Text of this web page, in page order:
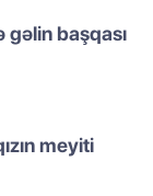
başqası
meyiti